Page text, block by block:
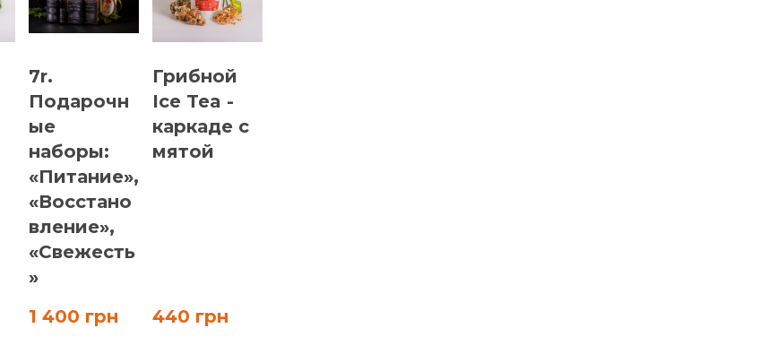
7r.
Подарочн
ые
наборы:
«Питание»,
«Восстано
вление»,
«Свежесть
»
1 400 грн
Грибной
Ice Tea -
каркаде с
мятой
440 грн